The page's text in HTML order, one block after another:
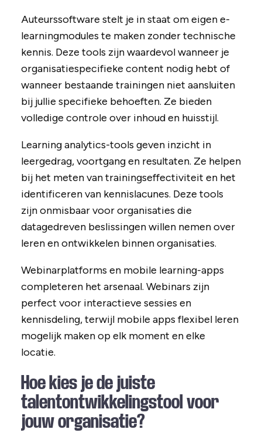
Auteurssoftware stelt je in staat om eigen e-
learningmodules te maken zonder technische
kennis. Deze tools zijn waardevol wanneer je
organisatiespecifieke content nodig hebt of
wanneer bestaande trainingen niet aansluiten
bij jullie specifieke behoeften. Ze bieden
volledige controle over inhoud en huisstijl.
Learning analytics-tools geven inzicht in
leergedrag, voortgang en resultaten. Ze helpen
bij het meten van trainingseffectiviteit en het
identificeren van kennislacunes. Deze tools
zijn onmisbaar voor organisaties die
datagedreven beslissingen willen nemen over
leren en ontwikkelen binnen organisaties.
Webinarplatforms en mobile learning-apps
completeren het arsenaal. Webinars zijn
perfect voor interactieve sessies en
kennisdeling, terwijl mobile apps flexibel leren
mogelijk maken op elk moment en elke
locatie.
Hoe kies je de juiste
talentontwikkelingstool voor
jouw organisatie?